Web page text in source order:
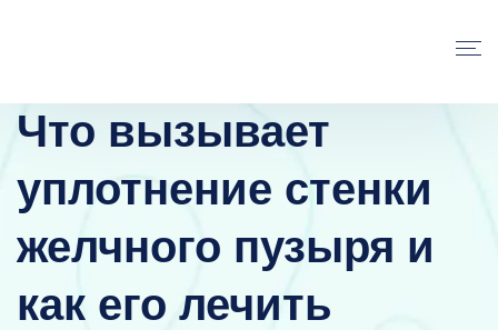
Что вызывает
уплотнение стенки
желчного пузыря и
как его лечить